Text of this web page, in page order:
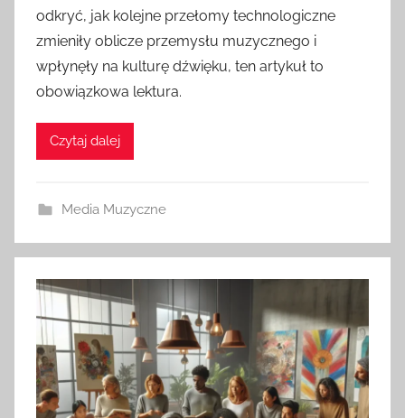
odkryć, jak kolejne przełomy technologiczne
zmieniły oblicze przemysłu muzycznego i
wpłynęły na kulturę dźwięku, ten artykuł to
obowiązkowa lektura.
Czytaj dalej
Media Muzyczne